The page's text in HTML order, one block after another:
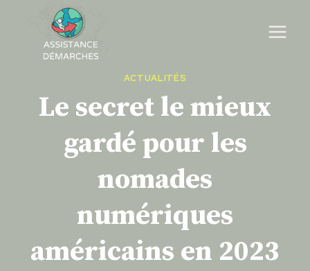
content
ACTUALITÉS
Le secret le mieux
gardé pour les
nomades
numériques
américains en 2023